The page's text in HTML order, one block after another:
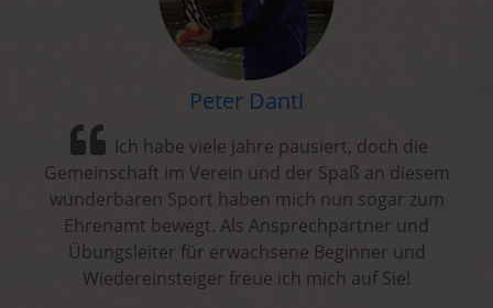
Peter Dantl
Ich habe viele Jahre pausiert, doch die
Gemeinschaft im Verein und der Spaß an diesem
wunderbaren Sport haben mich nun sogar zum
Ehrenamt bewegt. Als Ansprechpartner und
Übungsleiter für erwachsene Beginner und
Wiedereinsteiger freue ich mich auf Sie!